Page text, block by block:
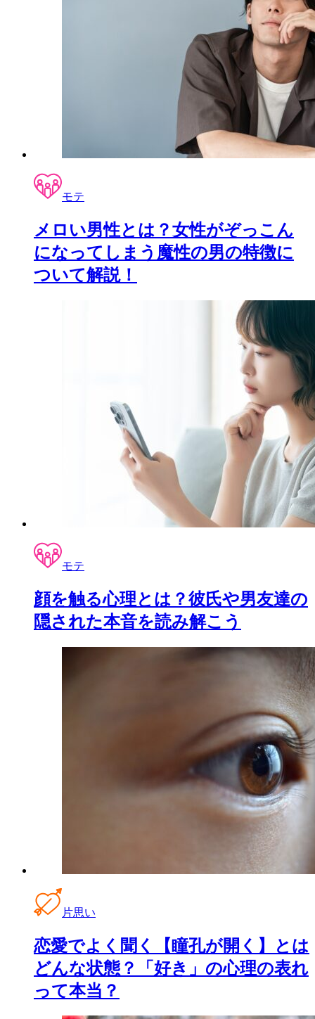
モテ
メロい男性とは？女性がぞっこん
になってしまう魔性の男の特徴に
ついて解説！
モテ
顔を触る心理とは？彼氏や男友達の
隠された本音を読み解こう
片思い
恋愛でよく聞く【瞳孔が開く】とは
どんな状態？「好き」の心理の表れ
って本当？